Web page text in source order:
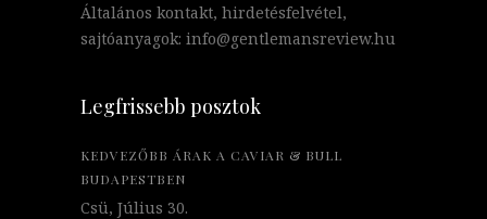
Általános kontakt, hirdetésfelvétel,
sajtóanyagok: info@gentlemansreview.hu
Legfrissebb posztok
KEDVEZŐBB ÁRAK A CAVIAR & BULL
BUDAPESTBEN
Csü, Július 30.